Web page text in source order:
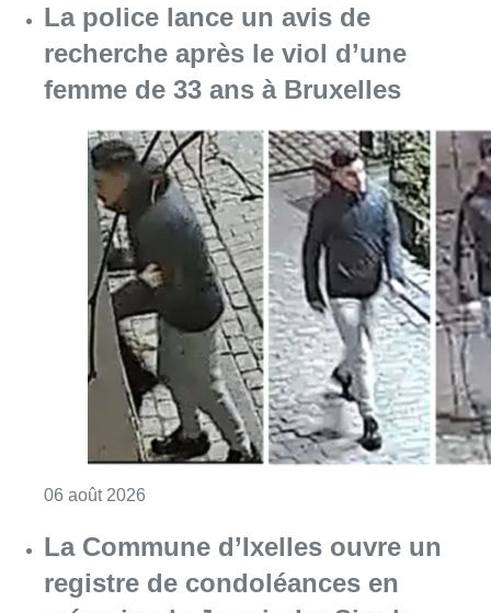
La police lance un avis de
recherche après le viol d’une
femme de 33 ans à Bruxelles
06 août 2026
La Commune d’Ixelles ouvre un
registre de condoléances en